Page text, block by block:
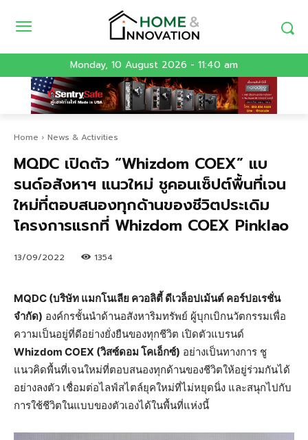
Monday, 10 August 2026 - 11:40 am
Home News & Activities
MQDC เปิดตัว “Whizdom COEX” แบ
รนด์อสังหาฯ แนวใหม่ ชูคอนเซ็ปต์พื้นที่เจน
ใหม่ที่ตอบสนองทุกด้านของชีวิตประเดิม
โครงการแรกที่ Whizdom COEX Pinklao
13/09/2022 1354
MQDC (บริษัท แมกโนเลีย ควอลิตี้ ดีเวล็อปเม้นต์ คอร์ปอเรชั่น
จำกัด) องค์กรชั้นนำด้านอสังหาริมทรัพย์ ผู้บุกเบิกนวัตกรรมเพื่อ
ความเป็นอยู่ที่ดีอย่างยั่งยืนของทุกชีวิต เปิดตัวแบรนด์
Whizdom COEX (วิสซ์ดอม โคเอ็กซ์) อย่างเป็นทางการ ชู
แนวคิดพื้นที่เจนใหม่ที่ตอบสนองทุกด้านของชีวิตให้อยู่ร่วมกันได้
อย่างลงตัว เชื่อมต่อไลฟ์สไตล์ยุคใหม่ที่ไม่หยุดนิ่ง และสนุกไปกับ
การใช้ชีวิตในแบบของตัวเองได้ในพื้นที่แห่งนี้